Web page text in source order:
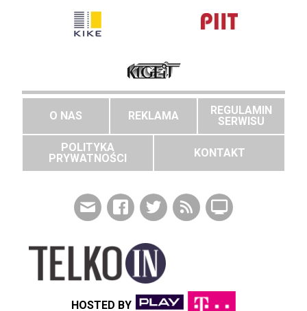
O NAS REKLAMA
REGULAMIN
SERWISU
POLITYKA
PRYWATNOŚCI
KONTAKT
HOSTED BY